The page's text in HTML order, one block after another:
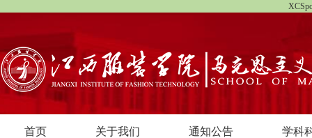
首页 关于我们 通知公告 学科